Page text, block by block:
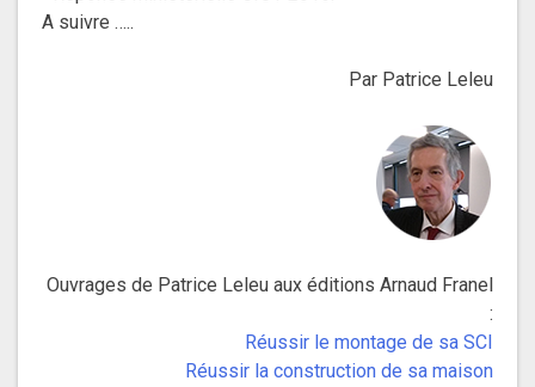
A suivre …..
Par Patrice Leleu
Ouvrages de Patrice Leleu aux éditions Arnaud Franel
:
Réussir le montage de sa SCI
Réussir la construction de sa maison